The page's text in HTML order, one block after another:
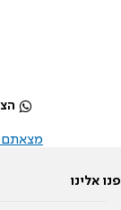
מצאתם
פנו אלינו